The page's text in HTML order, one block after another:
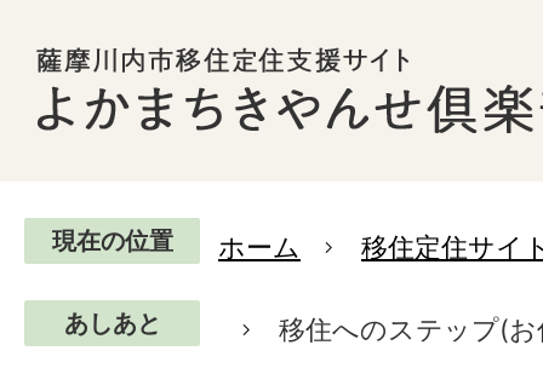
現在の位置 ホーム 移住定住サイ
あしあと 移住へのステップ(